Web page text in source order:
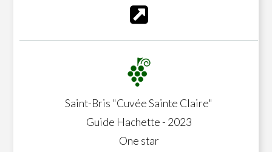
Saint-Bris "Cuvée Sainte Claire"
Guide Hachette - 2023
One star